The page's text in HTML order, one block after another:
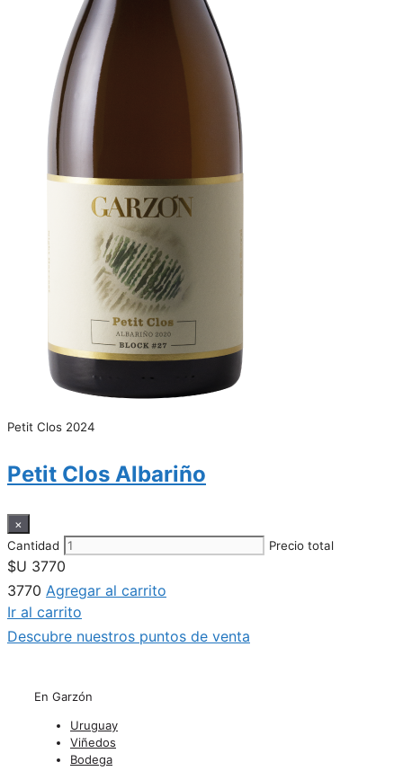
Petit Clos 2024
Petit Clos Albariño
×
Cantidad
Precio total
$U 3770
3770 Agregar al carrito
Ir al carrito
Descubre nuestros puntos de venta
En Garzón
Uruguay
Viñedos
Bodega